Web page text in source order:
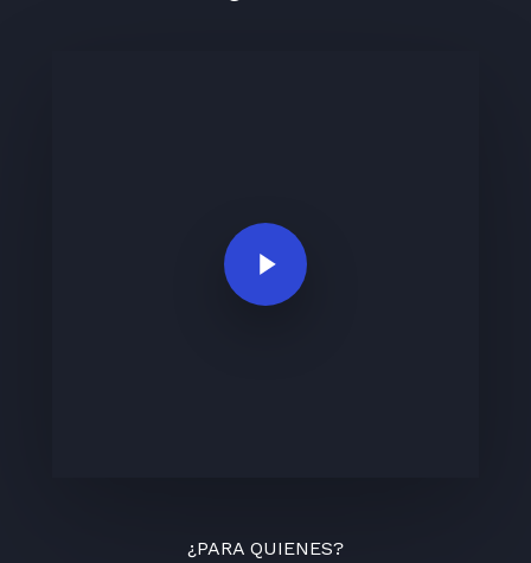
Play Video
¿PARA QUIENES?